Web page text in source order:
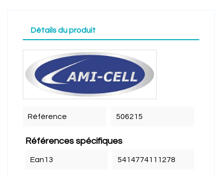
Détails du produit
Référence 506215
Références spécifiques
Ean13 5414774111278